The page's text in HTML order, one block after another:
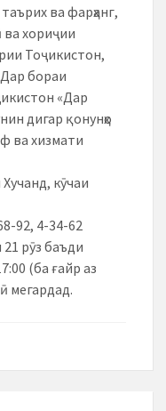
ва фарҳанг,
ва хориҷии
Тоҷикистон,
бораи
«Дар
дигар қонунҳо
ва хизмати
Хучанд, кӯчаи
92, 4-34-62
21 рӯз баъди
(ба ғайр аз
мегардад.